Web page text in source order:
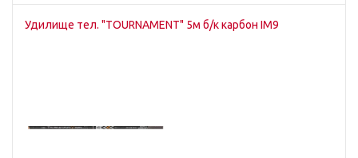
Удилище тел. "TOURNAMENT" 5м б/к карбон IM9